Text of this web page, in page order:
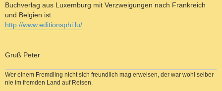
g
Buchverlag aus Luxemburg mit Verzweigungen nach Frankreich
und Belgien ist
http://www.editionsphi.lu/
Gruß Peter
Wer einem Fremdling nicht sich freundlich mag erweisen, der war wohl selber
nie im fremden Land auf Reisen.